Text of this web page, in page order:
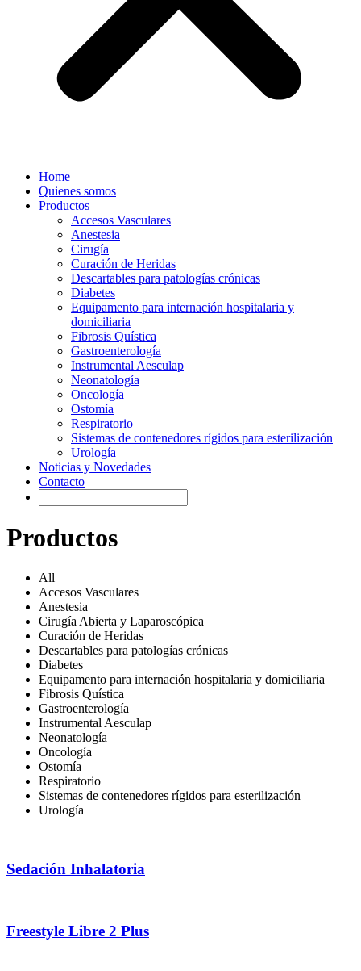
Home
Quienes somos
Productos
Accesos Vasculares
Anestesia
Cirugía
Curación de Heridas
Descartables para patologías crónicas
Diabetes
Equipamento para internación hospitalaria y
domiciliaria
Fibrosis Quística
Gastroenterología
Instrumental Aesculap
Neonatología
Oncología
Ostomía
Respiratorio
Sistemas de contenedores rígidos para esterilización
Urología
Noticias y Novedades
Contacto
Productos
All
Accesos Vasculares
Anestesia
Cirugía Abierta y Laparoscópica
Curación de Heridas
Descartables para patologías crónicas
Diabetes
Equipamento para internación hospitalaria y domiciliaria
Fibrosis Quística
Gastroenterología
Instrumental Aesculap
Neonatología
Oncología
Ostomía
Respiratorio
Sistemas de contenedores rígidos para esterilización
Urología
Sedación Inhalatoria
Freestyle Libre 2 Plus